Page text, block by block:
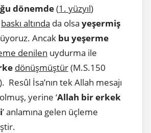
dönemde(1. yüzyıl)
baskı altında da olsa yeşermiş
Ancak bu yeşerme
denilen uydurma ile
dönüşmüştür(M.S.150
Resûl İsa’nın tek Allah mesajı
yerine ‘Allah bir erkek
’ anlamına gelen üçleme